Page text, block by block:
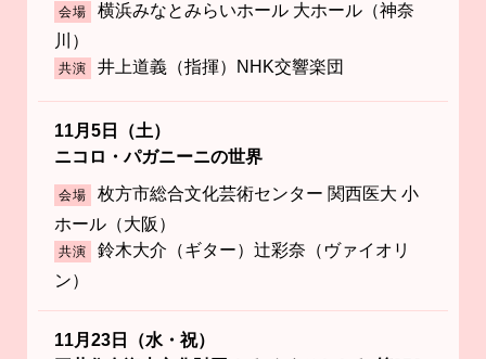
会場
横浜みなとみらいホール 大ホール（神奈
川）
共演 井上道義（指揮）NHK交響楽団
11月5日（土）
ニコロ・パガニーニの世界
会場
枚方市総合文化芸術センター 関西医大 小
ホール（大阪）
共演
鈴木大介（ギター）辻彩奈（ヴァイオリ
ン）
11月23日（水・祝）